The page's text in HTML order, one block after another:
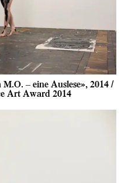
– eine Auslese», 2014 /
Art Award 2014